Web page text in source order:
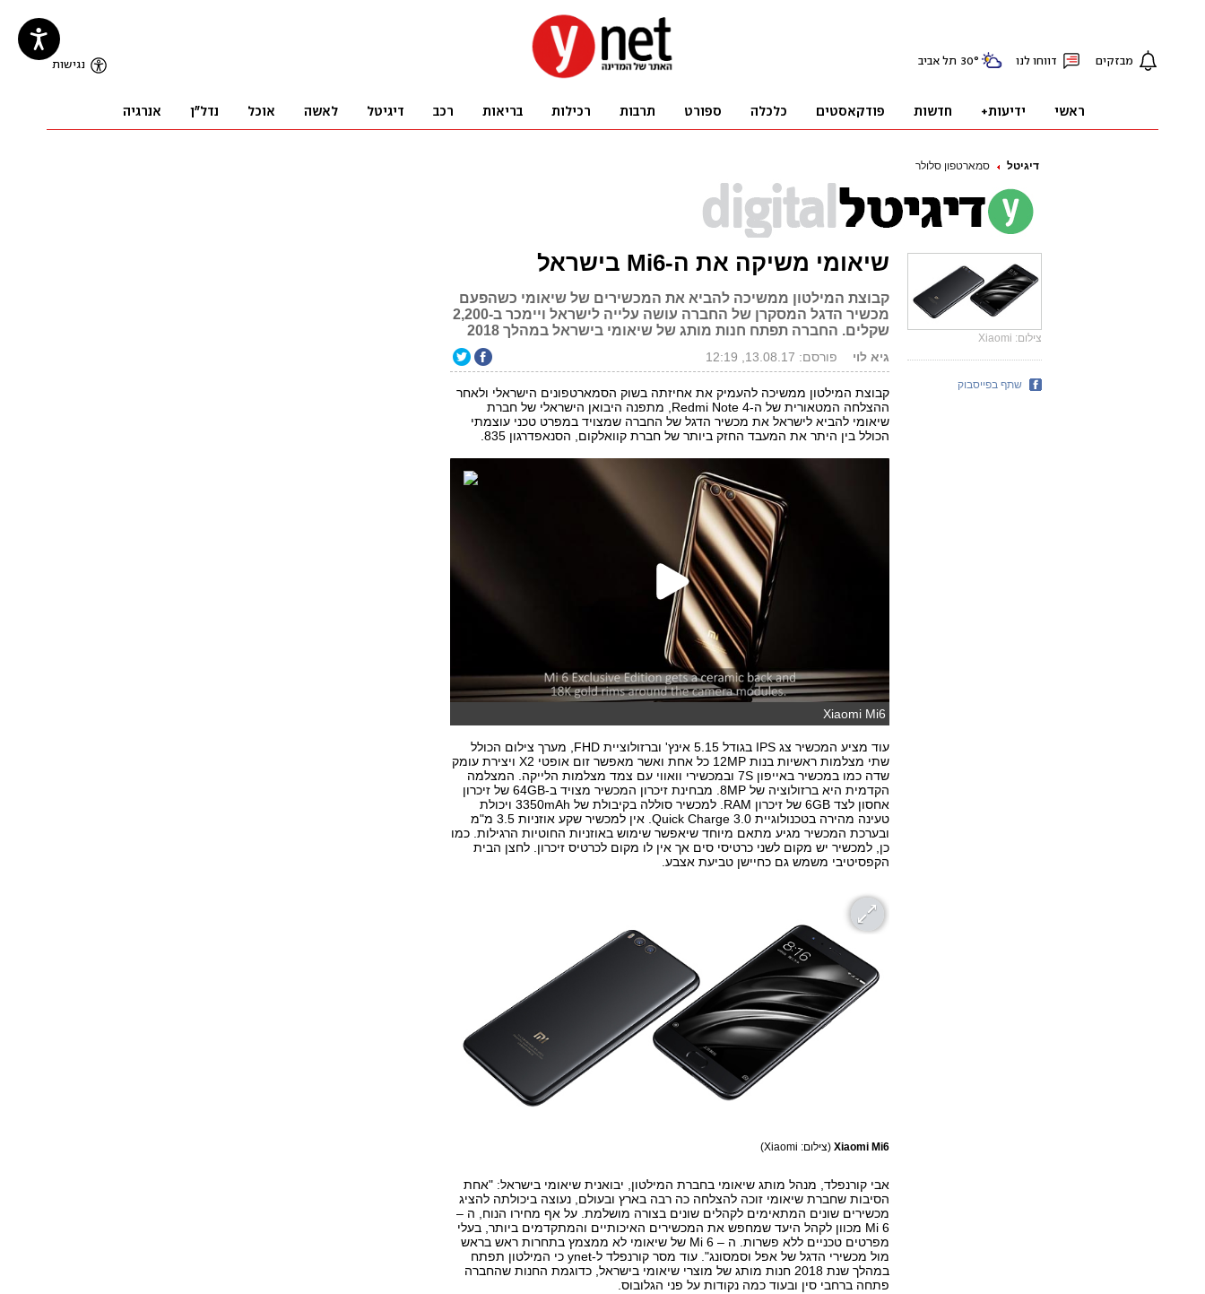
דיגיטל סמארטפון סלולר
שיאומי משיקה את ה-Mi6 בישראל
קבוצת המילטון ממשיכה להביא את המכשירים של שיאומי כשהפעם
מכשיר הדגל המסקרן של החברה עושה עלייה לישראל ויימכר ב-2,200
שקלים. החברה תפתח חנות מותג של שיאומי בישראל במהלך 2018
גיא לוי פורסם: 13.08.17, 12:19
קבוצת המילטון ממשיכה להעמיק את אחיזתה בשוק הסמארטפונים הישראלי ולאחר
ההצלחה המטאורית של ה-Redmi Note 4, מתפנה היבואן הישראלי של חברת
שיאומי להביא לישראל את מכשיר הדגל של החברה שמצויד במפרט טכני עוצמתי
הכולל בין היתר את המעבד החזק ביותר של חברת קוואלקום, הסנאפדרגון 835.
Xiaomi Mi6
עוד מציע המכשיר צג IPS בגודל 5.15 אינץ' וברזולוציית FHD, מערך צילום הכולל
שתי מצלמות ראשיות בנות 12MP כל אחת ואשר מאפשר זום אופטי X2 ויצירת עומק
שדה כמו במכשיר באייפון 7S ובמכשירי וואווי עם צמד מצלמות הלייקה. המצלמה
הקדמית היא ברזולוציה של 8MP. מבחינת זיכרון המכשיר מצויד ב-64GB של זיכרון
אחסון לצד 6GB של זיכרון RAM. למכשיר סוללה בקיבולת של 3350mAh ויכולת
טעינה מהירה בטכנולוגיית Quick Charge 3.0. אין למכשיר שקע אוזניות 3.5 מ"מ
ובערכת המכשיר מגיע מתאם מיוחד שיאפשר שימוש באוזניות החוטיות הרגילות. כמו
כן, למכשיר יש מקום לשני כרטיסי סים אך אין לו מקום לכרטיס זיכרון. לחצן הבית
הקפסיטיבי משמש גם כחיישן טביעת אצבע.
Xiaomi Mi6 (צילום: Xiaomi)
אבי קורנפלד, מנהל מותג שיאומי בחברת המילטון, יבואנית שיאומי בישראל: "אחת
הסיבות שחברת שיאומי זוכה להצלחה כה רבה בארץ ובעולם, נעוצה ביכולתה להציג
מכשירים שונים המתאימים לקהלים שונים בצורה מושלמת. על אף מחירו הנוח, ה –
Mi 6 מכוון לקהל היעד שמחפש את המכשירים האיכותיים והמתקדמים ביותר, בעלי
מפרטים טכניים ללא פשרות. ה – Mi 6 של שיאומי לא ממצמץ בתחרות ראש בראש
מול מכשירי הדגל של אפל וסמסונג". עוד מסר קורנפלד ל-ynet כי המילטון תפתח
במהלך שנת 2018 חנות מותג של מוצרי שיאומי בישראל, כדוגמת החנות שהחברה
פתחה ברחבי סין ובעוד כמה נקודות על פני הגלובוס.
צילום: Xiaomi
שתף בפייסבוק